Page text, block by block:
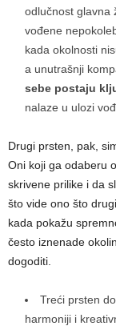
odlučnost glavna
vođene
kada okolnosti
a unutrašnji
sebe postaju
nalaze u ulozi
Drugi prsten, pak,
Oni koji ga odaberu
skrivene prilike i da
što vide ono što
kada pokažu
često iznenade
dogoditi.
Treći prsten
harmoniji i